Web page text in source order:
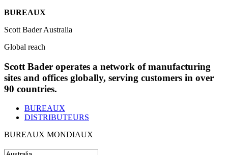
BUREAUX
Scott Bader Australia
Global reach
Scott Bader operates a network of manufacturing
sites and offices globally, serving customers in over
90 countries.
BUREAUX
DISTRIBUTEURS
BUREAUX MONDIAUX